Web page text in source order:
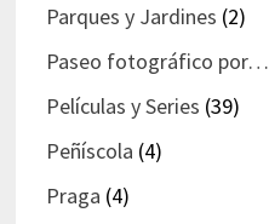
Parques y Jardines (2)
Paseo fotográfico por…
Películas y Series (39)
Peñíscola (4)
Praga (4)